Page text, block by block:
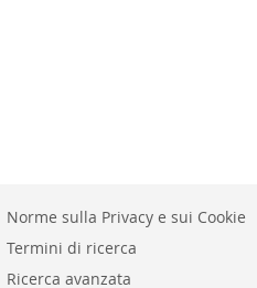
Norme sulla Privacy e sui Cookie
Termini di ricerca
Ricerca avanzata